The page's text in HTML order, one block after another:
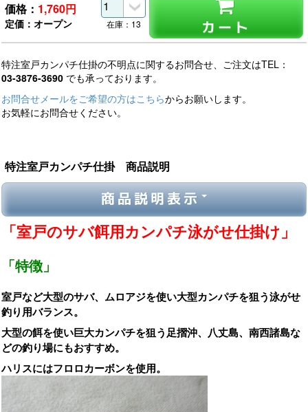
価格： 1,760円
定価：オープン カート
在庫：13
特注室戸カンパチ仕掛の不明点に関するお問合せ、ご注文はTEL：
03-3876-3690 でも承っております。
お問合せメールをご希望の方はこちらからお願いします。
お気軽にお問合せください。
特注室戸カンパチ仕掛 商品説明
商品説明表示
「室戸のサバ餌用カンパチ泳がせ仕掛け」
「特徴」
室戸など大型のサバ、ムロアジを使い大型カンパチを狙う泳がせ
釣り用バランス。
大型の餌を使い巨大カンパチを狙う足摺沖、八丈島、南西諸島な
どの釣り場にもおすすめ。
ハリスにはフロロカーボンを使用。